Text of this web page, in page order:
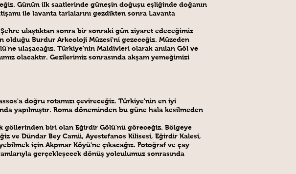
Günün ilk saatlerinde güneşin doğuşu eşliğinde doğanın
ile lavanta tarlalarını gezdikten sonra Lavanta
ulaştıktan sonra bir sonraki gün ziyaret edeceğimiz
olduğu Burdur Arkeoloji Müzesi'ni gezeceğiz. Müzeden
ulaşacağız. Türkiye'nin Maldivleri olarak anılan Göl ve
olacaktır. Gezilerimiz sonrasında akşam yemeğimizi
doğru rotamızı çevireceğiz. Türkiye'nin en iyi
yapılmıştır. Roma döneminden bu güne hala kesilmeden
göllerinden biri olan Eğirdir Gölü'nü göreceğiz. Bölgeye
ve Dündar Bey Camii, Ayestefanos Kilisesi, Eğirdir Kalesi,
için Akpınar Köyü'ne çıkacağız. Fotoğraf ve çay
gerçekleşecek dönüş yolculumuz sonrasında